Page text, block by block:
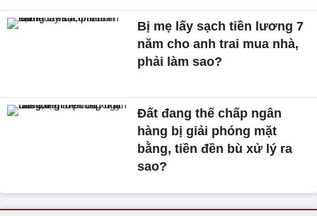
Bị mẹ lấy sạch tiền lương 7
năm cho anh trai mua nhà,
phải làm sao?
Đất đang thế chấp ngân
hàng bị giải phóng mặt
bằng, tiền đền bù xử lý ra
sao?